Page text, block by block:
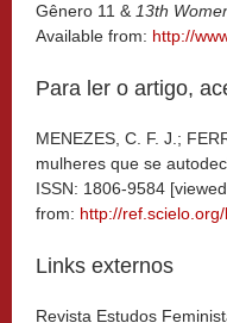
Gênero 11 & 13th
Available from: http://
Para ler o artigo,
MENEZES, C. F. J.;
mulheres que se
ISSN: 1806-9584
from: http://
Links externos
Revista Estudos